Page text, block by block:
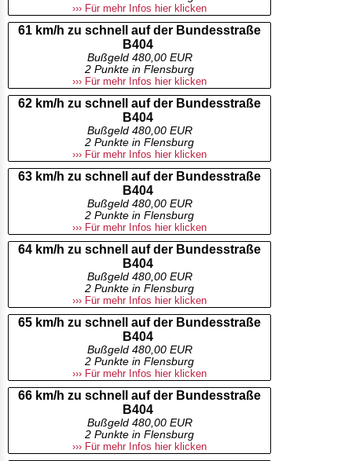
››› Für mehr Infos hier klicken
61 km/h zu schnell auf der Bundesstraße
B404
Bußgeld 480,00 EUR
2 Punkte in Flensburg
››› Für mehr Infos hier klicken
62 km/h zu schnell auf der Bundesstraße
B404
Bußgeld 480,00 EUR
2 Punkte in Flensburg
››› Für mehr Infos hier klicken
63 km/h zu schnell auf der Bundesstraße
B404
Bußgeld 480,00 EUR
2 Punkte in Flensburg
››› Für mehr Infos hier klicken
64 km/h zu schnell auf der Bundesstraße
B404
Bußgeld 480,00 EUR
2 Punkte in Flensburg
››› Für mehr Infos hier klicken
65 km/h zu schnell auf der Bundesstraße
B404
Bußgeld 480,00 EUR
2 Punkte in Flensburg
››› Für mehr Infos hier klicken
66 km/h zu schnell auf der Bundesstraße
B404
Bußgeld 480,00 EUR
2 Punkte in Flensburg
››› Für mehr Infos hier klicken